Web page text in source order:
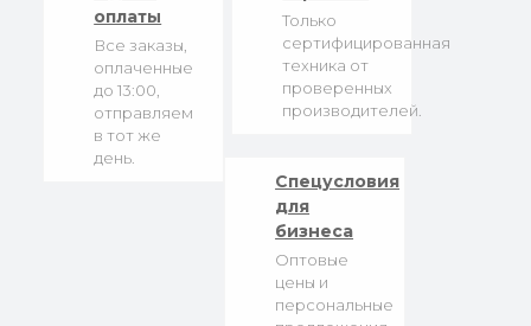
оплаты
Все заказы,
оплаченные
до 13:00,
отправляем
в тот же
день.
Только
сертифицированная
техника от
проверенных
производителей.
Спецусловия
для
бизнеса
Оптовые
цены и
персональные